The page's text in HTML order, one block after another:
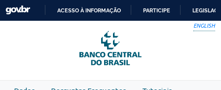
Skip to main content
PARA
O
CONTEÚDO
ACESSO À INFORMAÇÃO PARTICIPE
ENGLISH